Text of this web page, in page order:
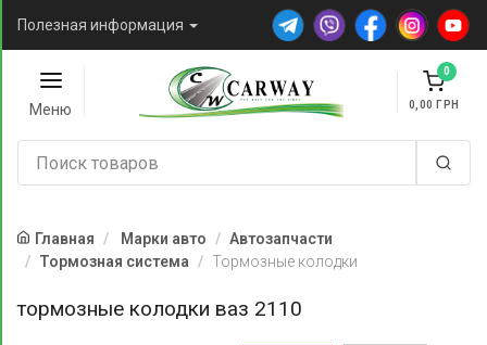
Полезная информация
Меню
0
0,00
Главная Марки авто
Автозапчасти
Тормозная система
Тормозные колодки
тормозные колодки ваз 2110